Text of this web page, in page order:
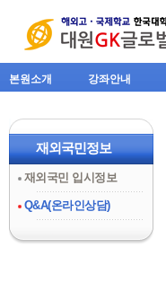
본원소개 강좌안내
재외국민정보
재외국민 입시정보
Q&A(온라인상담)